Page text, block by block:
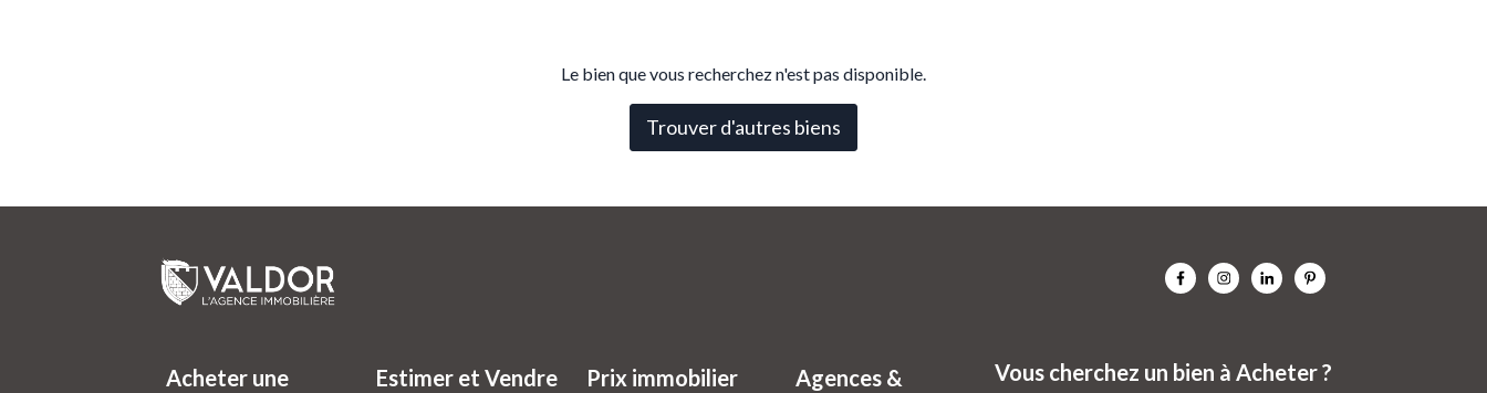
Le bien que vous recherchez n'est pas disponible.
Trouver d'autres biens
Acheter une
Estimer et Vendre Prix immobilier
Agences &
Vous cherchez un bien à Acheter ?